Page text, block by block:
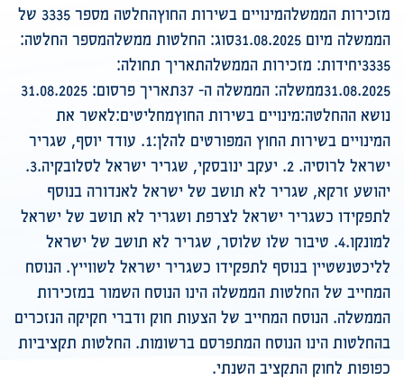
מזכירות הממשלהמינויים בשירות החוץהחלטה מספר 3335 של
הממשלה מיום 31.08.2025סוג: החלטות ממשלהמספר החלטה:
3335יחידות: מזכירות הממשלהתאריך תחולה:
31.08.2025ממשלה: הממשלה ה- 37תאריך פרסום: 31.08.2025
נושא ההחלטה:מינויים בשירות החוץמחליטים:לאשר את
המינויים בשירות החוץ המפורטים להלן:1. עודד יוסף, שגריר
ישראל לרוסיה. 2. יעקב ינובסקי, שגריר ישראל לסלובקיה.3.
יהושע זרקא, שגריר לא תושב של ישראל לאנדורה בנוסף
לתפקידו כשגריר ישראל לצרפת ושגריר לא תושב של ישראל
למונקו.4. טיבור שלו שלוסר, שגריר לא תושב של ישראל
לליכטנשטיין בנוסף לתפקידו כשגריר ישראל לשווייץ. הנוסח
המחייב של החלטות הממשלה הינו הנוסח השמור במזכירות
הממשלה. הנוסח המחייב של הצעות חוק ודברי חקיקה הנזכרים
בהחלטות הינו הנוסח המתפרסם ברשומות. החלטות תקציביות
כפופות לחוק התקציב השנתי.